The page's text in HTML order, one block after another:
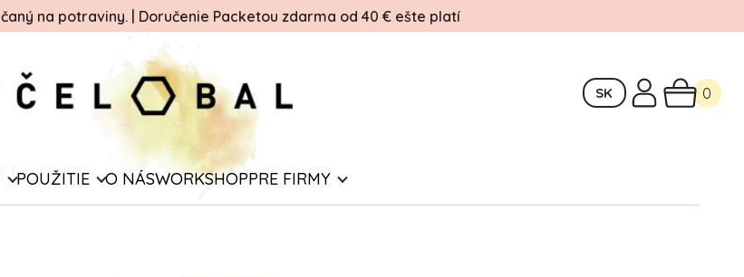
na potraviny. | Doručenie Packetou zdarma od 40 € ešte platí
SK 0
POUŽITIE O NÁSWORKSHOPPRE FIRMY